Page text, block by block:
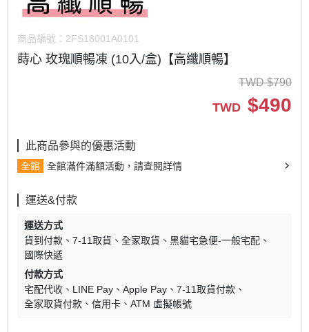
商品編號： 2FS18001A0101
蒔心 玫瑰順暢凍 (10入/盒)【高纖順暢】
TWD $790
TWD $490
此商品參與的優惠活動
全館 全館滿件滿額活動，請查閱詳情
運送&付款
運送方式
貨到付款
7-11取貨 全家取貨
黑貓宅急便-一般宅配
國際快遞
付款方式
宅配代收
LINE Pay Apple Pay
7-11取貨付款
全家取貨付款
信用卡 ATM 虛擬帳號